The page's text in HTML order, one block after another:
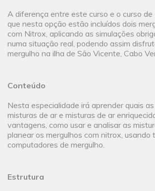
A diferença entre este curso e o curso de
que nesta opção estão incluídos dois
com Nitrox, aplicando as simulações
numa situação real, podendo assim
mergulho na ilha de São Vicente, Cabo
Conteúdo
Nesta especialidade irá aprender quais
misturas de ar e misturas de ar
vantagens, como usar e analisar as
planear os mergulhos com nitrox, usando
computadores de mergulho.
Estrutura